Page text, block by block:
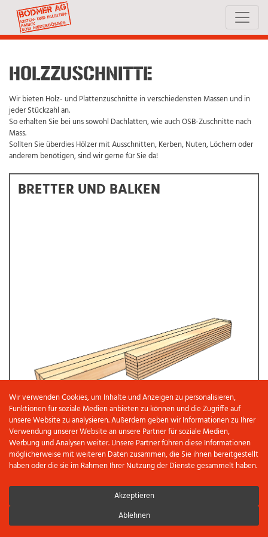
HOLZZUSCHNITTE
Wir bieten Holz- und Plattenzuschnitte in verschiedensten Massen und in
jeder Stückzahl an.
So erhalten Sie bei uns sowohl Dachlatten, wie auch OSB-Zuschnitte nach
Mass.
Sollten Sie überdies Hölzer mit Ausschnitten, Kerben, Nuten, Löchern oder
anderem benötigen, sind wir gerne für Sie da!
BRETTER UND BALKEN
HOLZKEILE
Wir verwenden Cookies, um Inhalte und Anzeigen zu personalisieren,
Funktionen für soziale Medien anbieten zu können und die Zugriffe auf
unsere Website zu analysieren. Außerdem geben wir Informationen zu Ihrer
Verwendung unserer Website an unsere Partner für soziale Medien,
Werbung und Analysen weiter. Unsere Partner führen diese Informationen
möglicherweise mit weiteren Daten zusammen, die Sie ihnen bereitgestellt
haben oder die sie im Rahmen Ihrer Nutzung der Dienste gesammelt haben.
Akzeptieren
Ablehnen